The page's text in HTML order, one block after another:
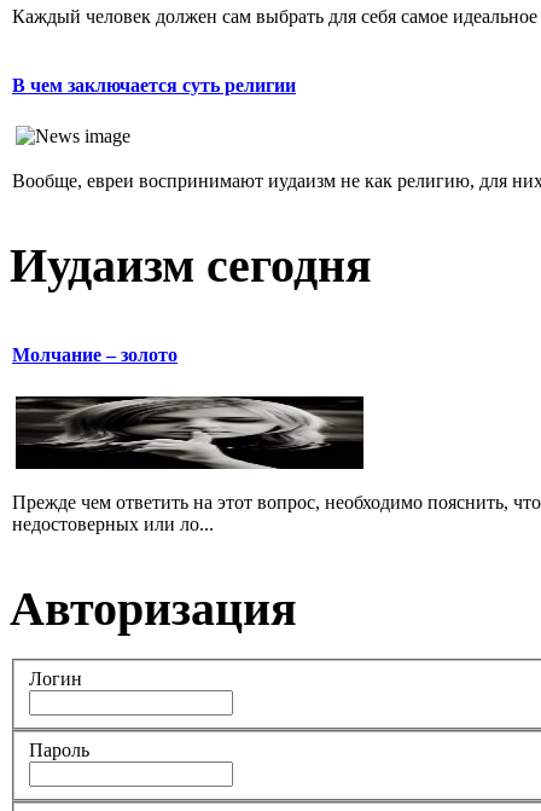
Каждый человек должен сам выбрать для себя самое
В чем заключается суть религии
Вообще, евреи воспринимают иудаизм не как религию, для
Иудаизм сегодня
Молчание – золото
Прежде чем ответить на этот вопрос, необходимо пояснить,
недостоверных или ло...
Авторизация
Логин
Пароль